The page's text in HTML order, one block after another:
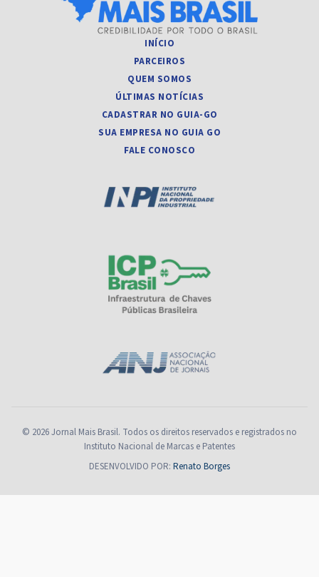
INÍCIO
PARCEIROS
QUEM SOMOS
ÚLTIMAS NOTÍCIAS
CADASTRAR NO GUIA-GO
SUA EMPRESA NO GUIA GO
FALE CONOSCO
© 2026 Jornal Mais Brasil. Todos os direitos reservados e registrados no
Instituto Nacional de Marcas e Patentes
DESENVOLVIDO POR: Renato Borges